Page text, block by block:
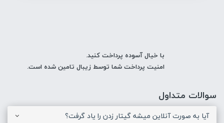
با خیال آسوده پرداخت کنید.
امنیت پرداخت شما توسط زیبال تامین شده است.
سوالات متداول
آیا به صورت آنلاین میشه گیتار زدن را یاد گرفت؟